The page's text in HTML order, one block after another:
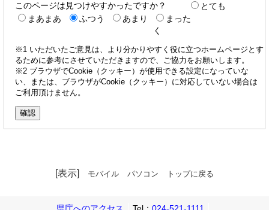
このページは見つけやすかったですか？
とても
まあまあ
ふつう あまり
まった
く
※1 いただいたご意見は、より分かりやすく役に立つホームページとす
るために参考にさせていただきますので、ご協力をお願いします。
※2 ブラウザでCookie（クッキー）が使用できる設定になっていな
い、または、ブラウザがCookie（クッキー）に対応していない場合は
ご利用頂けません。
[表示] モバイル パソコン トップに戻る